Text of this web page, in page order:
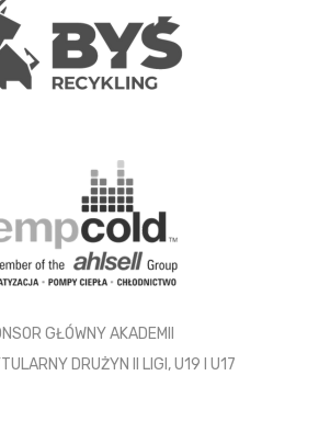
GŁÓWNY AKADEMII
DRUŻYN II LIGI, U19 I U17